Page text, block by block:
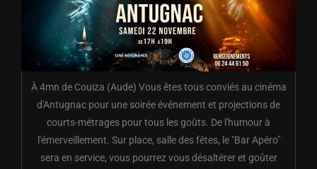
À 4mn de Couiza (Aude) Vous êtes tous conviés au cinéma
d'Antugnac pour une soirée événement et projections de
courts-métrages pour tous les goûts. De l'humour à
l'émerveillement. Sur place, salle des fêtes, le "Bar Apéro"
sera en service, vous pourrez vous désaltérer et goûter